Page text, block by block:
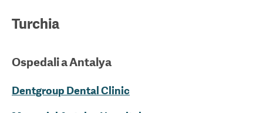
Turchia
Ospedali aAntalya
Dentgroup Dental Clinic